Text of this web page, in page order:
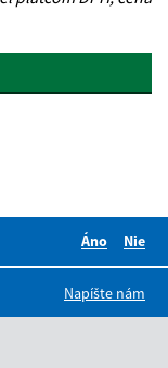
Áno
Nie
Napíšte nám